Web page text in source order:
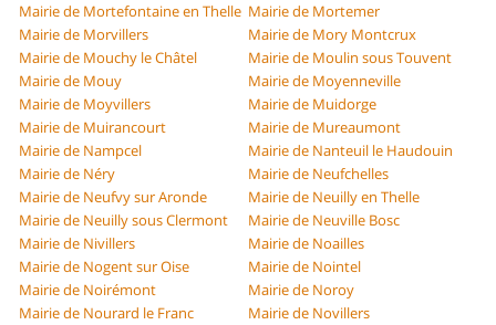
Mairie de Mortefontaine en Thelle Mairie de Mortemer
Mairie de Morvillers
Mairie de Mory Montcrux
Mairie de Mouchy le Châtel
Mairie de Moulin sous Touvent
Mairie de Mouy
Mairie de Moyenneville
Mairie de Moyvillers
Mairie de Muidorge
Mairie de Muirancourt
Mairie de Mureaumont
Mairie de Nampcel
Mairie de Nanteuil le Haudouin
Mairie de Néry
Mairie de Neufchelles
Mairie de Neufvy sur Aronde
Mairie de Neuilly en Thelle
Mairie de Neuilly sous Clermont
Mairie de Neuville Bosc
Mairie de Nivillers
Mairie de Noailles
Mairie de Nogent sur Oise
Mairie de Nointel
Mairie de Noirémont
Mairie de Noroy
Mairie de Nourard le Franc
Mairie de Novillers